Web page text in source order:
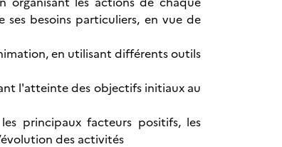
besoins particuliers, en vue de
en utilisant différents outils
l'atteinte des objectifs initiaux au
principaux facteurs positifs, les
des activités